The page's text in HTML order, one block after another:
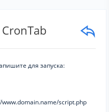
для запуска:
script.php